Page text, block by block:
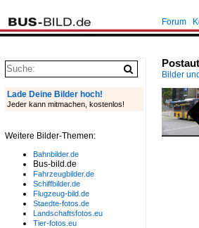
Forum
Bilder
Lade Deine Bilder hoch!
Jeder kann mitmachen, kostenlos!
Weitere Bilder-Themen:
Bahnbilder.de
Bus-bild.de
Fahrzeugbilder.de
Schiffbilder.de
Flugzeug-bild.de
Staedte-fotos.de
Landschaftsfotos.eu
Tier-fotos.eu